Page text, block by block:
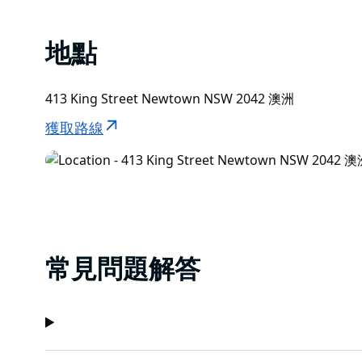
地點
413 King Street Newtown NSW 2042 澳洲
獲取路線
常見問題解答